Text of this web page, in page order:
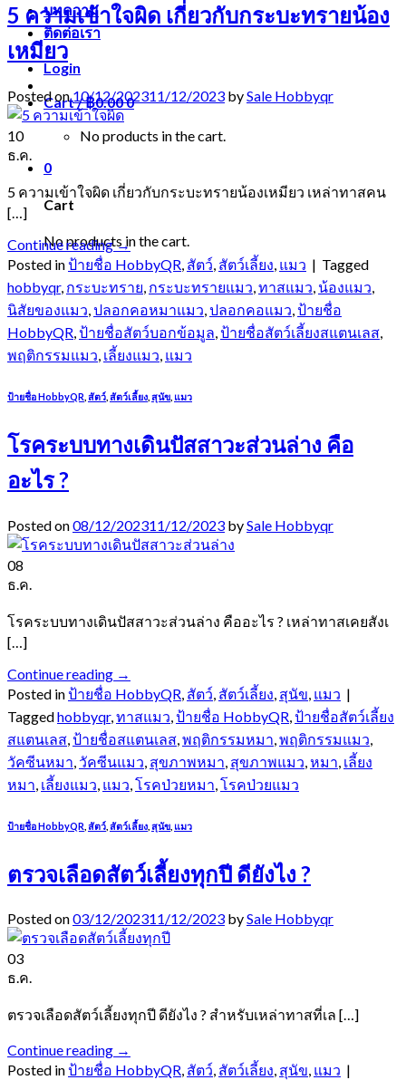
บทความ
ติดต่อเรา
Login
Cart /฿0.000
No products in the cart.
0
Cart
No products in the cart.
5 ความเข้าใจผิด เกี่ยวกับกระบะทรายน้อง
เหมียว
Posted on10/12/202311/12/2023 bySale Hobbyqr
10
ธ.ค.
5 ความเข้าใจผิด เกี่ยวกับกระบะทรายน้องเหมียว เหล่าทาสคน
[…]
Continue reading→
Posted inป้ายชื่อ HobbyQR สัตว์ สัตว์เลี้ยง แมว | Tagged
hobbyqr, กระบะทราย กระบะทรายแมว ทาสแมว น้องแมว
นิสัยของแมว ปลอกคอหมาแมว ปลอกคอแมว ป้ายชื่อ
HobbyQR ป้ายชื่อสัตว์บอกข้อมูล ป้ายชื่อสัตว์เลี้ยงสแตนเลส
พฤติกรรมแมว เลี้ยงแมว แมว
ป้ายชื่อ HobbyQR สัตว์ สัตว์เลี้ยง สุนัข แมว
โรคระบบทางเดินปัสสาวะส่วนล่าง คือ
อะไร ?
Posted on08/12/202311/12/2023 bySale Hobbyqr
08
ธ.ค.
โรคระบบทางเดินปัสสาวะส่วนล่าง คืออะไร ? เหล่าทาสเคยสังเ
[…]
Continue reading →
Posted inป้ายชื่อ HobbyQR สัตว์ สัตว์เลี้ยง สุนัข แมว |
Taggedhobbyqr, ทาสแมว ป้ายชื่อ HobbyQR ป้ายชื่อสัตว์เลี้ยง
สแตนเลส ป้ายชื่อสแตนเลส พฤติกรรมหมา พฤติกรรมแมว
วัคซีนหมา วัคซีนแมว สุขภาพหมา สุขภาพแมว หมา เลี้ยง
หมา เลี้ยงแมว แมว โรคป่วยหมา โรคป่วยแมว
ป้ายชื่อ HobbyQR สัตว์ สัตว์เลี้ยง สุนัข แมว
ตรวจเลือดสัตว์เลี้ยงทุกปี ดียังไง ?
Posted on03/12/202311/12/2023 bySale Hobbyqr
03
ธ.ค.
ตรวจเลือดสัตว์เลี้ยงทุกปี ดียังไง ? สำหรับเหล่าทาสที่เล […]
Continue reading →
Posted inป้ายชื่อ HobbyQR, สัตว์, สัตว์เลี้ยง, สุนัข, แมว |